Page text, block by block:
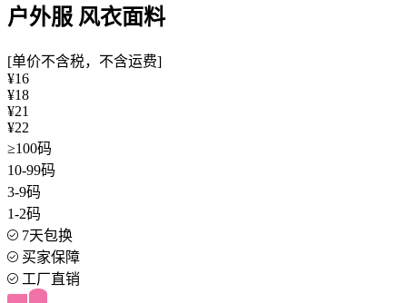
户外服 风衣面料
[单价不含税，不含运费]
¥16
¥18
¥21
¥22
≥100码
10-99码
3-9码
1-2码
7天包换
买家保障
工厂直销